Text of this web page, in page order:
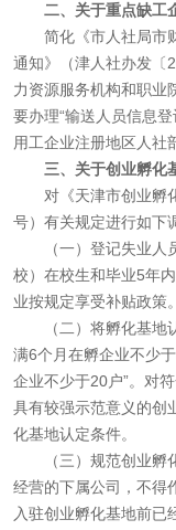
二、关于重点缺工
简化《市人社局市
通知》（津人社办发〔
力资源服务机构和职业
要办理“输送人员信息
用工企业注册地区人社
三、关于创业孵化
对《天津市创业孵
号）有关规定进行如下
（一）登记失业
校）在校生和毕业5年
业按规定享受补贴政策。
（二）将孵化基
满6个月在孵企业不少
企业不少于20户”。对
具有较强示范意义的创
化基地认定条件。
（三）规范创业
经营的下属公司，不得
入驻创业孵化基地前已